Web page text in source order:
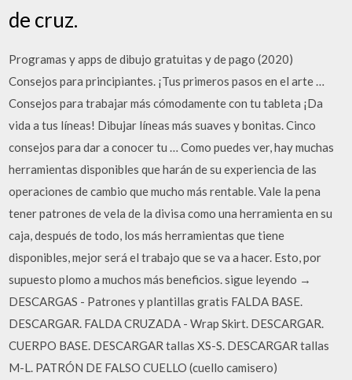
de cruz.
Programas y apps de dibujo gratuitas y de pago (2020)
Consejos para principiantes. ¡Tus primeros pasos en el arte …
Consejos para trabajar más cómodamente con tu tableta ¡Da
vida a tus líneas! Dibujar líneas más suaves y bonitas. Cinco
consejos para dar a conocer tu … Como puedes ver, hay muchas
herramientas disponibles que harán de su experiencia de las
operaciones de cambio que mucho más rentable. Vale la pena
tener patrones de vela de la divisa como una herramienta en su
caja, después de todo, los más herramientas que tiene
disponibles, mejor será el trabajo que se va a hacer. Esto, por
supuesto plomo a muchos más beneficios. sigue leyendo →
DESCARGAS - Patrones y plantillas gratis FALDA BASE.
DESCARGAR. FALDA CRUZADA - Wrap Skirt. DESCARGAR.
CUERPO BASE. DESCARGAR tallas XS-S. DESCARGAR tallas
M-L. PATRÓN DE FALSO CUELLO (cuello camisero)